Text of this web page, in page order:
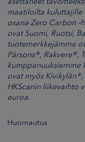
maatiloilta kuluttajille
osana Zero Carbon -
ovat Suomi, Ruotsi,
tuotemerkkejämme
Pärsons®, Rakvere®,
kumppanuuksiemme
ovat myös
HKScanin liikevaihto
euroa.
Huomautus